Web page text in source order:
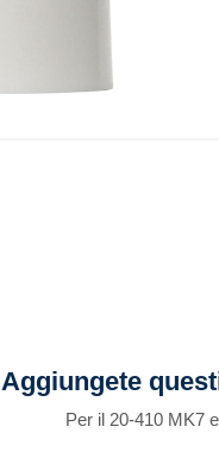
Aggiungete
Per il 20-410 MK7